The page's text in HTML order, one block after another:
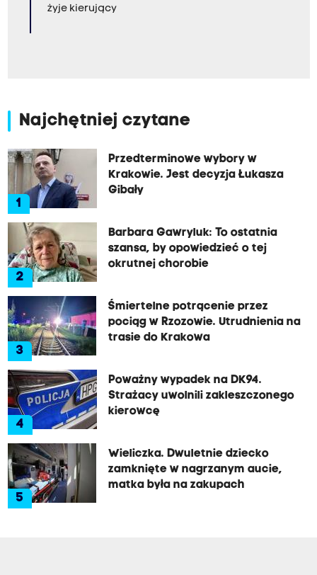
żyje kierujący
Najchętniej czytane
1
Przedterminowe wybory w
Krakowie. Jest decyzja Łukasza
Gibały
2
Barbara Gawryluk: To ostatnia
szansa, by opowiedzieć o tej
okrutnej chorobie
3
Śmiertelne potrącenie przez
pociąg w Rzozowie. Utrudnienia na
trasie do Krakowa
4
Poważny wypadek na DK94.
Strażacy uwolnili zakleszczonego
kierowcę
5
Wieliczka. Dwuletnie dziecko
zamknięte w nagrzanym aucie,
matka była na zakupach